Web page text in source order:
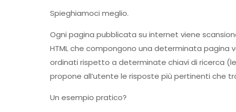
Spieghiamoci meglio.
Ogni pagina pubblicata su internet viene
HTML che compongono una determinata pagina
ordinati rispetto a determinate chiavi di ricerca
propone all’utente le risposte più pertinenti che
Un esempio pratico?